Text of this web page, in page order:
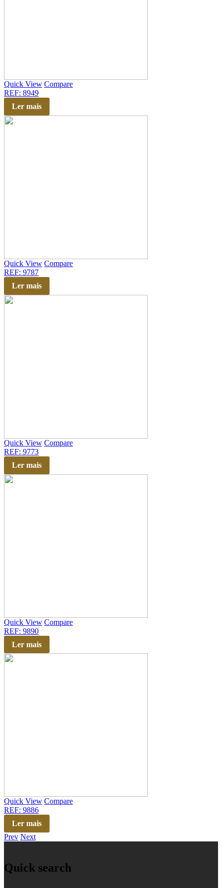
Quick View Compare
REF: 8949
Ler mais
Quick View Compare
REF: 9787
Ler mais
Quick View Compare
REF: 9773
Ler mais
Quick View Compare
REF: 9890
Ler mais
Quick View Compare
REF: 9886
Ler mais
Prev Next
Quick search